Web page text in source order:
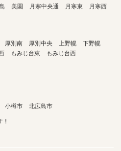
美園 月寒中央通 月寒東
月寒西
厚別南 厚別中央 上野幌
下野幌
もみじ台東
もみじ台西
小樽市 北広島市